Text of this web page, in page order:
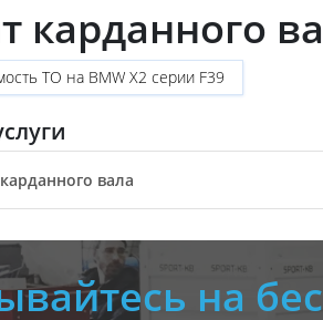
карданного
ТО на BMW X2 серии F39
вала
на